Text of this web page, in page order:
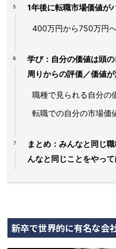
1年後に転職市場価値が
400万円から750万円
学び：自分の価値は頭
周りからの評価／価値
職種で見られる自分の
転職での自分の市場価
まとめ：みんなと同じ
んなと同じことをやっ
新卒で世界的に有名な会